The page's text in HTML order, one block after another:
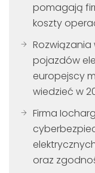
pomagają
koszty
Rozwiązania
pojazdów
europejscy
wiedzieć w
Firma
oraz